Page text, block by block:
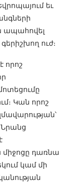
եւ
ապահովել
ուժ։
որոշ
Կան որոշ
Նրանց
միջոցը դառնա
կամ մի